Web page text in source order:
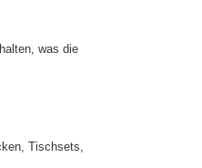
was die
Tischsets,